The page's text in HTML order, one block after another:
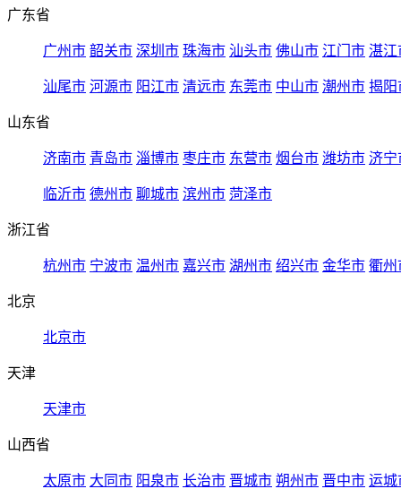
广东省
广州市 韶关市 深圳市 珠海市 汕头市 佛山市 江门市 湛江
汕尾市 河源市 阳江市 清远市 东莞市 中山市 潮州市 揭阳
山东省
济南市 青岛市 淄博市 枣庄市 东营市 烟台市 潍坊市 济宁
临沂市 德州市 聊城市 滨州市 菏泽市
浙江省
杭州市 宁波市 温州市 嘉兴市 湖州市 绍兴市 金华市 衢州
北京
北京市
天津
天津市
山西省
太原市 大同市 阳泉市 长治市 晋城市 朔州市 晋中市 运城